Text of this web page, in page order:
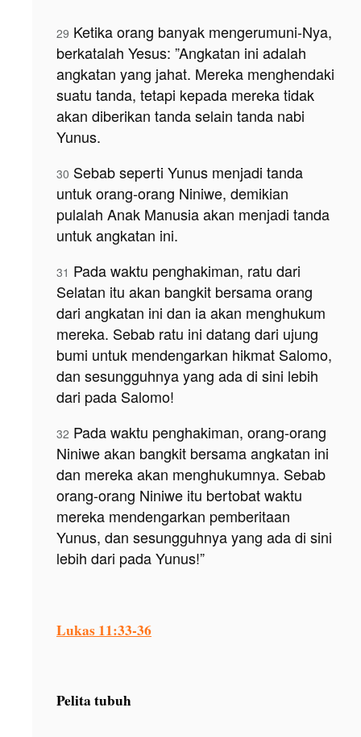
29 Ketika orang banyak mengerumuni-Nya,
berkatalah Yesus: ”Angkatan ini adalah
angkatan yang jahat. Mereka menghendaki
suatu tanda, tetapi kepada mereka tidak
akan diberikan tanda selain tanda nabi
Yunus.
30 Sebab seperti Yunus menjadi tanda
untuk orang-orang Niniwe, demikian
pulalah Anak Manusia akan menjadi tanda
untuk angkatan ini.
31 Pada waktu penghakiman, ratu dari
Selatan itu akan bangkit bersama orang
dari angkatan ini dan ia akan menghukum
mereka. Sebab ratu ini datang dari ujung
bumi untuk mendengarkan hikmat Salomo,
dan sesungguhnya yang ada di sini lebih
dari pada Salomo!
32 Pada waktu penghakiman, orang-orang
Niniwe akan bangkit bersama angkatan ini
dan mereka akan menghukumnya. Sebab
orang-orang Niniwe itu bertobat waktu
mereka mendengarkan pemberitaan
Yunus, dan sesungguhnya yang ada di sini
lebih dari pada Yunus!”
Lukas 11:33-36
Pelita tubuh